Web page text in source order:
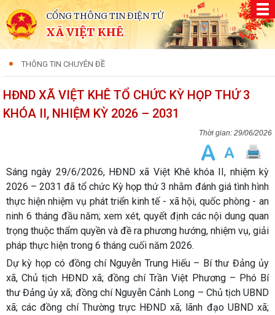
CỔNG THÔNG TIN ĐIỆN TỬ
XÃ VIỆT KHÊ
THÔNG TIN CHUYÊN ĐỀ
HĐND XÃ VIỆT KHÊ TỔ CHỨC KỲ HỌP THỨ 3
KHÓA II, NHIỆM KỲ 2026 – 2031
29/06/2026
Sáng ngày 29/6/2026, HĐND xã Việt Khê khóa II, nhiệm kỳ
2026 – 2031 đã tổ chức Kỳ họp thứ 3 nhằm đánh giá tình hình
thực hiện nhiệm vụ phát triển kinh tế - xã hội, quốc phòng - an
ninh 6 tháng đầu năm; xem xét, quyết định các nội dung quan
trọng thuộc thẩm quyền và đề ra phương hướng, nhiệm vụ, giải
pháp thực hiện trong 6 tháng cuối năm 2026.
Dự kỳ họp có đồng chí Nguyễn Trung Hiếu – Bí thư Đảng ủy
xã, Chủ tịch HĐND xã; đồng chí Trần Việt Phương – Phó Bí
thư Đảng ủy xã; đồng chí Nguyễn Cảnh Long – Chủ tịch UBND
xã; các đồng chí Thường trực HĐND xã; lãnh đạo UBND xã;